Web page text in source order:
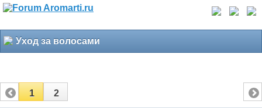
Уход за волосами
1 2